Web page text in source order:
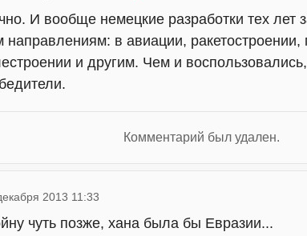
И вообще немецкие разработки тех лет
направлениям: в авиации,
и другим. Чем и
Комментарий был удален.
2013 11:33
чуть позже, хана была бы Евразии...